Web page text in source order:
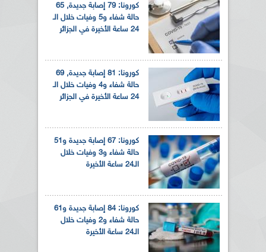
كورونا: 79 إصابة جديدة, 65
حالة شفاء و5 وفيات خلال الـ
24 ساعة الأخيرة في الجزائر
كورونا: 81 إصابة جديدة, 69
حالة شفاء و4 وفيات خلال الـ
24 ساعة الأخيرة في الجزائر
كورونا: 67 إصابة جديدة و51
حالة شفاء و3 وفيات خلال
الـ24 ساعة الأخيرة
كورونا: 84 إصابة جديدة و61
حالة شفاء و2 وفيات خلال
الـ24 ساعة الأخيرة